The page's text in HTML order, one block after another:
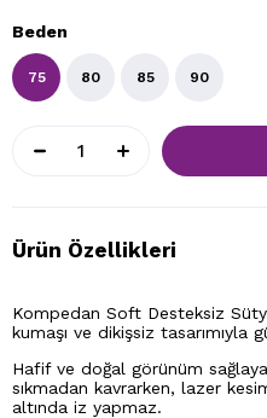
Beden
75 80 85 90
Ürün Özellikleri
Kompedan Soft Desteksiz
kumaşı ve dikişsiz tasarımıyla
Hafif ve doğal görünüm
sıkmadan kavrarken, lazer
altında iz yapmaz.